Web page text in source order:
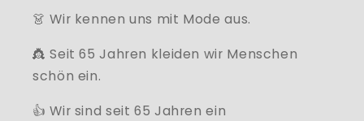
👗 Wir kennen uns mit Mode aus.
👸 Seit 65 Jahren kleiden wir Menschen
schön ein.
👍 Wir sind seit 65 Jahren ein